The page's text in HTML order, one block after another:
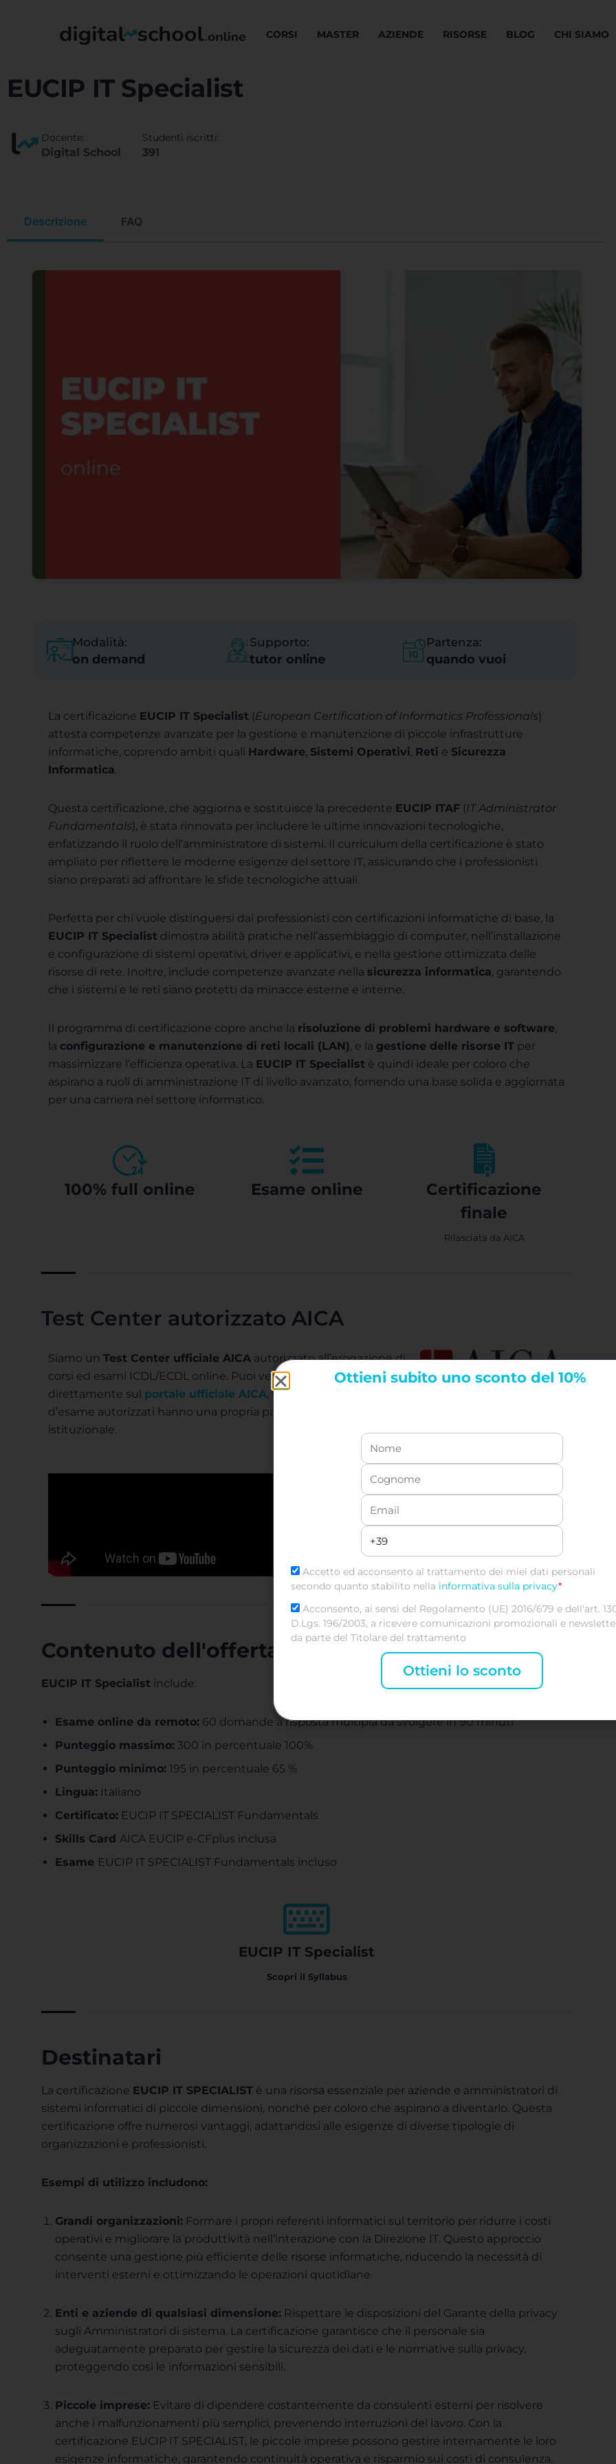
CORSI MASTER AZIENDE RISORSE BLOG CHI SIAMO
EUCIP IT Specialist
Docente:
Digital School
Studenti iscritti:
391
Descrizione FAQ
Modalità:
on demand
Supporto:
tutor online
Partenza:
quando vuoi
La certificazione EUCIP IT Specialist (European Certification of Informatics Professionals)
attesta competenze avanzate per la gestione e manutenzione di piccole infrastrutture
informatiche, coprendo ambiti quali Hardware, Sistemi Operativi, Reti e Sicurezza
Informatica.
Questa certificazione, che aggiorna e sostituisce la precedente EUCIP ITAF (IT Administrator
Fundamentals), è stata rinnovata per includere le ultime innovazioni tecnologiche,
enfatizzando il ruolo dell’amministratore di sistemi. Il curriculum della certificazione è stato
ampliato per riflettere le moderne esigenze del settore IT, assicurando che i professionisti
siano preparati ad affrontare le sfide tecnologiche attuali.
Perfetta per chi vuole distinguersi dai professionisti con certificazioni informatiche di base, la
EUCIP IT Specialist dimostra abilità pratiche nell’assemblaggio di computer, nell’installazione
e configurazione di sistemi operativi, driver e applicativi, e nella gestione ottimizzata delle
risorse di rete. Inoltre, include competenze avanzate nella sicurezza informatica, garantendo
che i sistemi e le reti siano protetti da minacce esterne e interne.
Il programma di certificazione copre anche la risoluzione di problemi hardware e software,
la configurazione e manutenzione di reti locali (LAN), e la gestione delle risorse IT per
massimizzare l’efficienza operativa. La EUCIP IT Specialist è quindi ideale per coloro che
aspirano a ruoli di amministrazione IT di livello avanzato, fornendo una base solida e aggiornata
per una carriera nel settore informatico.
100% full online Esame online
Certificazione
finale
Rilasciata da AICA
Test Center autorizzato AICA
Siamo un Test Center ufficiale AICA autorizzato all’erogazione di
corsi ed esami ICDL/ECDL online. Puoi verificare l’autorizzazione
direttamente sul portale ufficiale AICA, infatti solo i centri
d’esame autorizzati hanno una propria pagina sul sito
istituzionale.
Contenuto dell'offerta
EUCIP IT Specialist include:
Esame online da remoto: 60 domande a risposta multipla da svolgere in 90 minuti
Punteggio massimo: 300 in percentuale 100%
Punteggio minimo: 195 in percentuale 65 %
Lingua: Italiano
Certificato: EUCIP IT SPECIALIST Fundamentals
Skills Card AICA EUCIP e-CFplus inclusa
Esame EUCIP IT SPECIALIST Fundamentals incluso
EUCIP IT Specialist
Scopri il Syllabus
Destinatari
La certificazione EUCIP IT SPECIALIST è una risorsa essenziale per aziende e amministratori di
sistemi informatici di piccole dimensioni, nonché per coloro che aspirano a diventarlo. Questa
certificazione offre numerosi vantaggi, adattandosi alle esigenze di diverse tipologie di
organizzazioni e professionisti.
Esempi di utilizzo includono:
Grandi organizzazioni: Formare i propri referenti informatici sul territorio per ridurre i costi
operativi e migliorare la produttività nell’interazione con la Direzione IT. Questo approccio
consente una gestione più efficiente delle risorse informatiche, riducendo la necessità di
interventi esterni e ottimizzando le operazioni quotidiane.
Enti e aziende di qualsiasi dimensione: Rispettare le disposizioni del Garante della privacy
sugli Amministratori di sistema. La certificazione garantisce che il personale sia
adeguatamente preparato per gestire la sicurezza dei dati e le normative sulla privacy,
proteggendo così le informazioni sensibili.
Piccole imprese: Evitare di dipendere costantemente da consulenti esterni per risolvere
anche i malfunzionamenti più semplici, prevenendo interruzioni del lavoro. Con la
certificazione EUCIP IT SPECIALIST, le piccole imprese possono gestire internamente le loro
esigenze informatiche, garantendo continuità operativa e risparmio sui costi di consulenza.
Ottieni subito uno sconto del 10%
Accetto ed acconsento al trattamento dei miei dati personali
secondo quanto stabilito nella informativa sulla privacy*
Acconsento, ai sensi del Regolamento (UE) 2016/679 e dell'art.
D.Lgs. 196/2003, a ricevere comunicazioni promozionali e
da parte del Titolare del trattamento
Ottieni lo sconto